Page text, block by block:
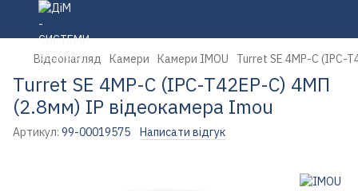
Відеонагляд Камери Камери IMOU Turret SE 4MP-C (IPC-
Turret SE 4MP-C (IPC-T42EP-C) 4МП
(2.8мм) IP відеокамера Imou
Артикул: 99-00019575 Написати відгук